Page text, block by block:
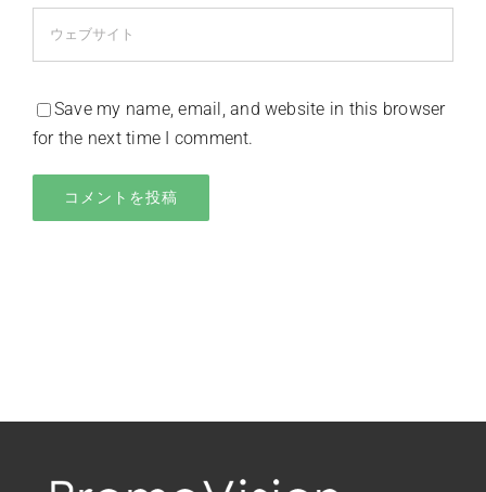
Save my name, email, and website in this browser
for the next time I comment.